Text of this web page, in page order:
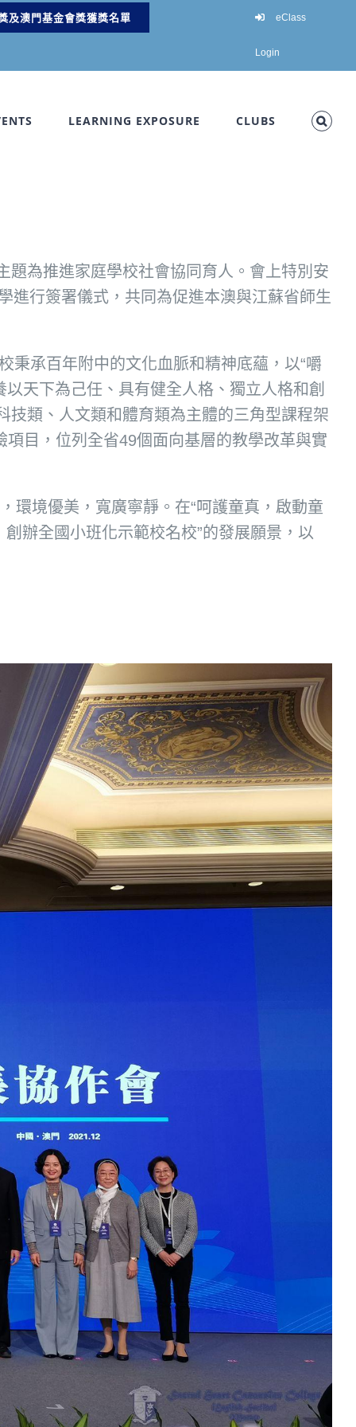
及澳門基金會獎獲獎名單 eClass
Login
LEARNING EXPOSURE CLUBS
為推進家庭學校社會協同育人。會上特別安
進行簽署儀式，共同為促進本澳與江蘇省師生
秉承百年附中的文化血脈和精神底蘊，以“嚼
天下為己任、具有健全人格、獨立人格和創
類、人文類和體育類為主體的三角型課程架
目，位列全省49個面向基層的教學改革與實
環境優美，寬廣寧靜。在“呵護童真，啟動童
辦全國小班化示範校名校”的發展願景，以